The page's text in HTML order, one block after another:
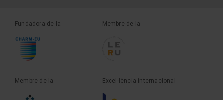
Fundadora de la Membre de la
Membre de la Excel·lència internacional